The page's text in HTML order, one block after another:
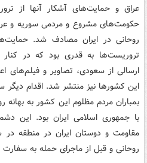
عراق و حمایت‌های آشکار آنها از
حکومت‌های مشروع و مردمی سوریه و
روحانی در ایران مصادف شد.
تروریست‌ها به قدری بود که در کنار
ارسالی از سعودی، تصاویر و فیلم‌های
این کشورها نیز منتشر شد. اقدام
بمباران مردم مظلوم این کشور به بهانه
با جمهوری اسلامی ایران بود. این
روحانی و قبل از ماجرای حمله به